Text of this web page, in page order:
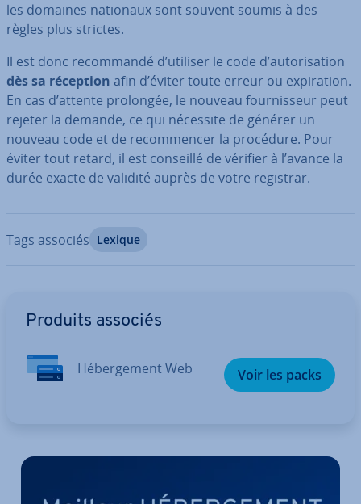
les domaines nationaux sont souvent soumis à des
règles plus strictes.
Il est donc re­com­mandé d’utiliser le code d’au­to­ri­sa­tion
dès sa réception afin d’éviter toute erreur ou ex­pi­ra­tion.
En cas d’attente prolongée, le nouveau four­nis­seur peut
rejeter la demande, ce qui nécessite de générer un
nouveau code et de re­com­men­cer la procédure. Pour
éviter tout retard, il est conseillé de vérifier à l’avance la
durée exacte de validité auprès de votre registrar.
Tags associés Lexique
Produits associés
Hé­ber­ge­ment Web Voir les packs